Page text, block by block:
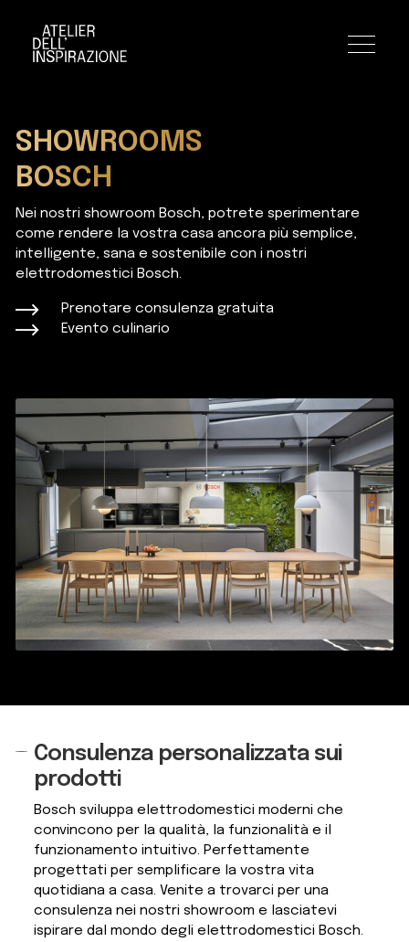
Toggle
SHOWROOMS
BOSCH
Nei nostri showroom Bosch, potrete sperimentare
come rendere la vostra casa ancora più semplice,
intelligente, sana e sostenibile con i nostri
elettrodomestici Bosch.
Prenotare consulenza gratuita
Evento culinario
Vai
navigazione
Vai
contenuto
Consulenza personalizzata sui
prodotti
Bosch sviluppa elettrodomestici moderni che
convincono per la qualità, la funzionalità e il
funzionamento intuitivo. Perfettamente
progettati per semplificare la vostra vita
quotidiana a casa. Venite a trovarci per una
consulenza nei nostri showroom e lasciatevi
ispirare dal mondo degli elettrodomestici Bosch.